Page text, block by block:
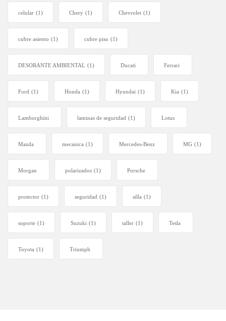
celular (1) Chery (1) Chevrolet (1)
cubre asiento (1) cubre piso (1)
DESORANTE AMBIENTAL (1) Ducati Ferrari
Ford (1) Honda (1) Hyundai (1) Kia (1)
Lamborghini laminas de seguridad (1) Lotus
Mazda mecanica (1) Mercedes-Benz MG (1)
Morgan polarizados (1) Porsche
protector (1) seguridad (1) silla (1)
soporte (1) Suzuki (1) taller (1) Tesla
Toyota (1) Triumph